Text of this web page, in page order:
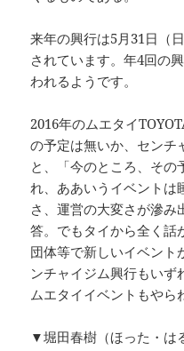
来年の興行は5月31日（
されています。年4回の
われるようです。
2016年のムエタイ
の予定は無いか、センチ
と、「今のところ、その
れ、ああいうイベントは
さ、運営の大変さが滲み
答。でもタイから全く話
団体等で新しいイベント
ンチャイジム興行もいず
ムエタイイベントもやら
▼堀田春樹（ほった・は